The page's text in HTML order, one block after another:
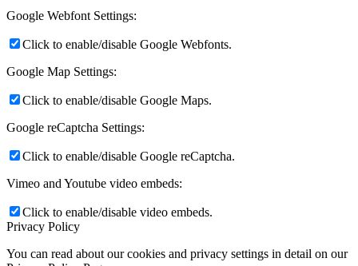
Google Webfont Settings:
Click to enable/disable Google Webfonts.
Google Map Settings:
Click to enable/disable Google Maps.
Google reCaptcha Settings:
Click to enable/disable Google reCaptcha.
Vimeo and Youtube video embeds:
Click to enable/disable video embeds.
Privacy Policy
You can read about our cookies and privacy settings in detail on our